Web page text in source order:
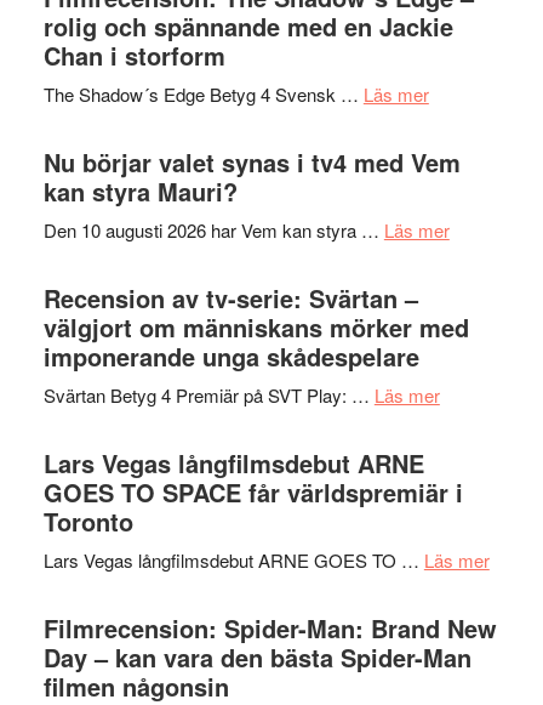
avslutar
in
till
och
rolig och spännande med en Jackie
Chan i storform
The Shadow´s Edge Betyg 4 Svensk … Läs merom
Shadow
Edge
och
en
i
Nu börjar valet synas i tv4 med Vem
kan styra Mauri?
Den 10 augusti 2026 har Vem kan styra … Läs merom
valet
synas
kan
Recension av tv-serie: Svärtan –
välgjort om människans mörker med
imponerande unga skådespelare
Svärtan Betyg 4 Premiär på SVT Play: … Läs merom
tv-
serie:
–
om
människans
Lars Vegas långfilmsdebut ARNE
GOES TO SPACE får världspremiär i
Toronto
Lars Vegas långfilmsdebut ARNE GOES TO … Läs merom
Filmrecension: Spider-Man: Brand New
Day – kan vara den bästa Spider-Man
filmen någonsin